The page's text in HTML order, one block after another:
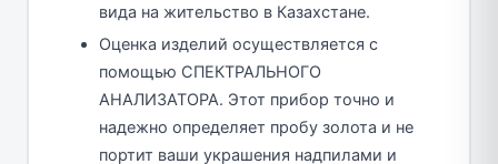
вида на жительство в Казахстане.
Оценка изделий осуществляется с
помощью СПЕКТРАЛЬНОГО
АНАЛИЗАТОРА. Этот прибор точно и
надежно определяет пробу золота и не
портит ваши украшения надпилами и